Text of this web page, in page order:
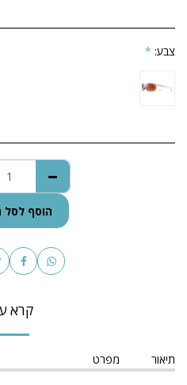
צבע: *
הוסף לסל
קרא
תיאור מפרט